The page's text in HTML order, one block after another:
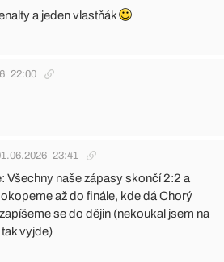
a jeden vlastňák
22:00
23:41
Všechny naše zápasy skončí 2:2 a
až do finále, kde dá Chorý
se do dějin (nekoukal jsem na
vyjde)